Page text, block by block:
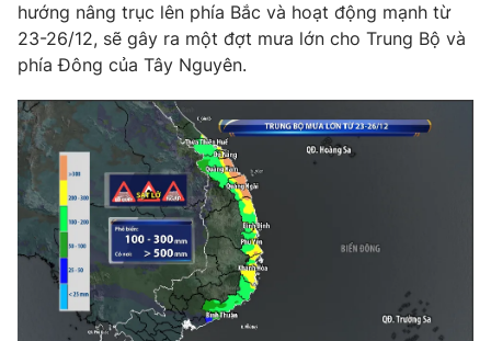
Phim VTV
Hậu trường
Nhân vật
Khán giả
Giải sao mai
Giải trí
Điện ảnh
Âm nhạc
Sao
Đời sống
Du lịch
Làm đẹp
Chất lượng cuộc sống
Giáo dục
Tuyển sinh
Học trực tuyến
Công nghệ
Hitech Công nghệ tương lai
Sản phẩm
Giao lưu trực tuyến
hướng nâng trục lên phía Bắc và hoạt động mạnh từ
23-26/12, sẽ gây ra một đợt mưa lớn cho Trung Bộ và
phía Đông của Tây Nguyên.